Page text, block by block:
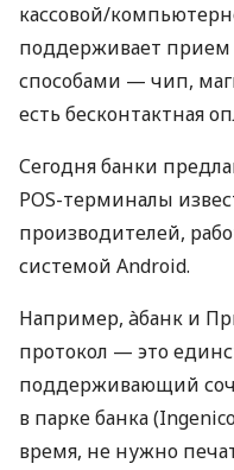
кассовой/
поддерживает прием
способами — чип,
есть бесконтактная
Сегодня банки
POS-терминалы
производителей,
системой Android.
Например, àбанк и
протокол — это
поддерживающий
в парке банка
время, не нужно